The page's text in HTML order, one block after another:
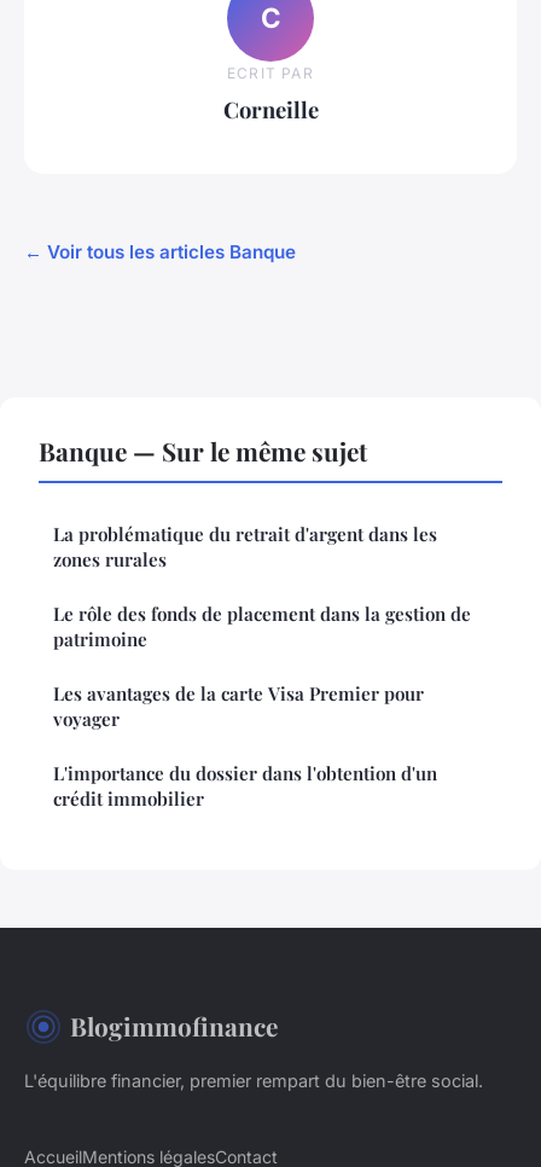
C
ECRIT PAR
Corneille
← Voir tous les articles Banque
Banque — Sur le même sujet
La problématique du retrait d'argent dans les
zones rurales
Le rôle des fonds de placement dans la gestion de
patrimoine
Les avantages de la carte Visa Premier pour
voyager
L'importance du dossier dans l'obtention d'un
crédit immobilier
Blogimmofinance
L'équilibre financier, premier rempart du bien-être social.
AccueilMentions légalesContact